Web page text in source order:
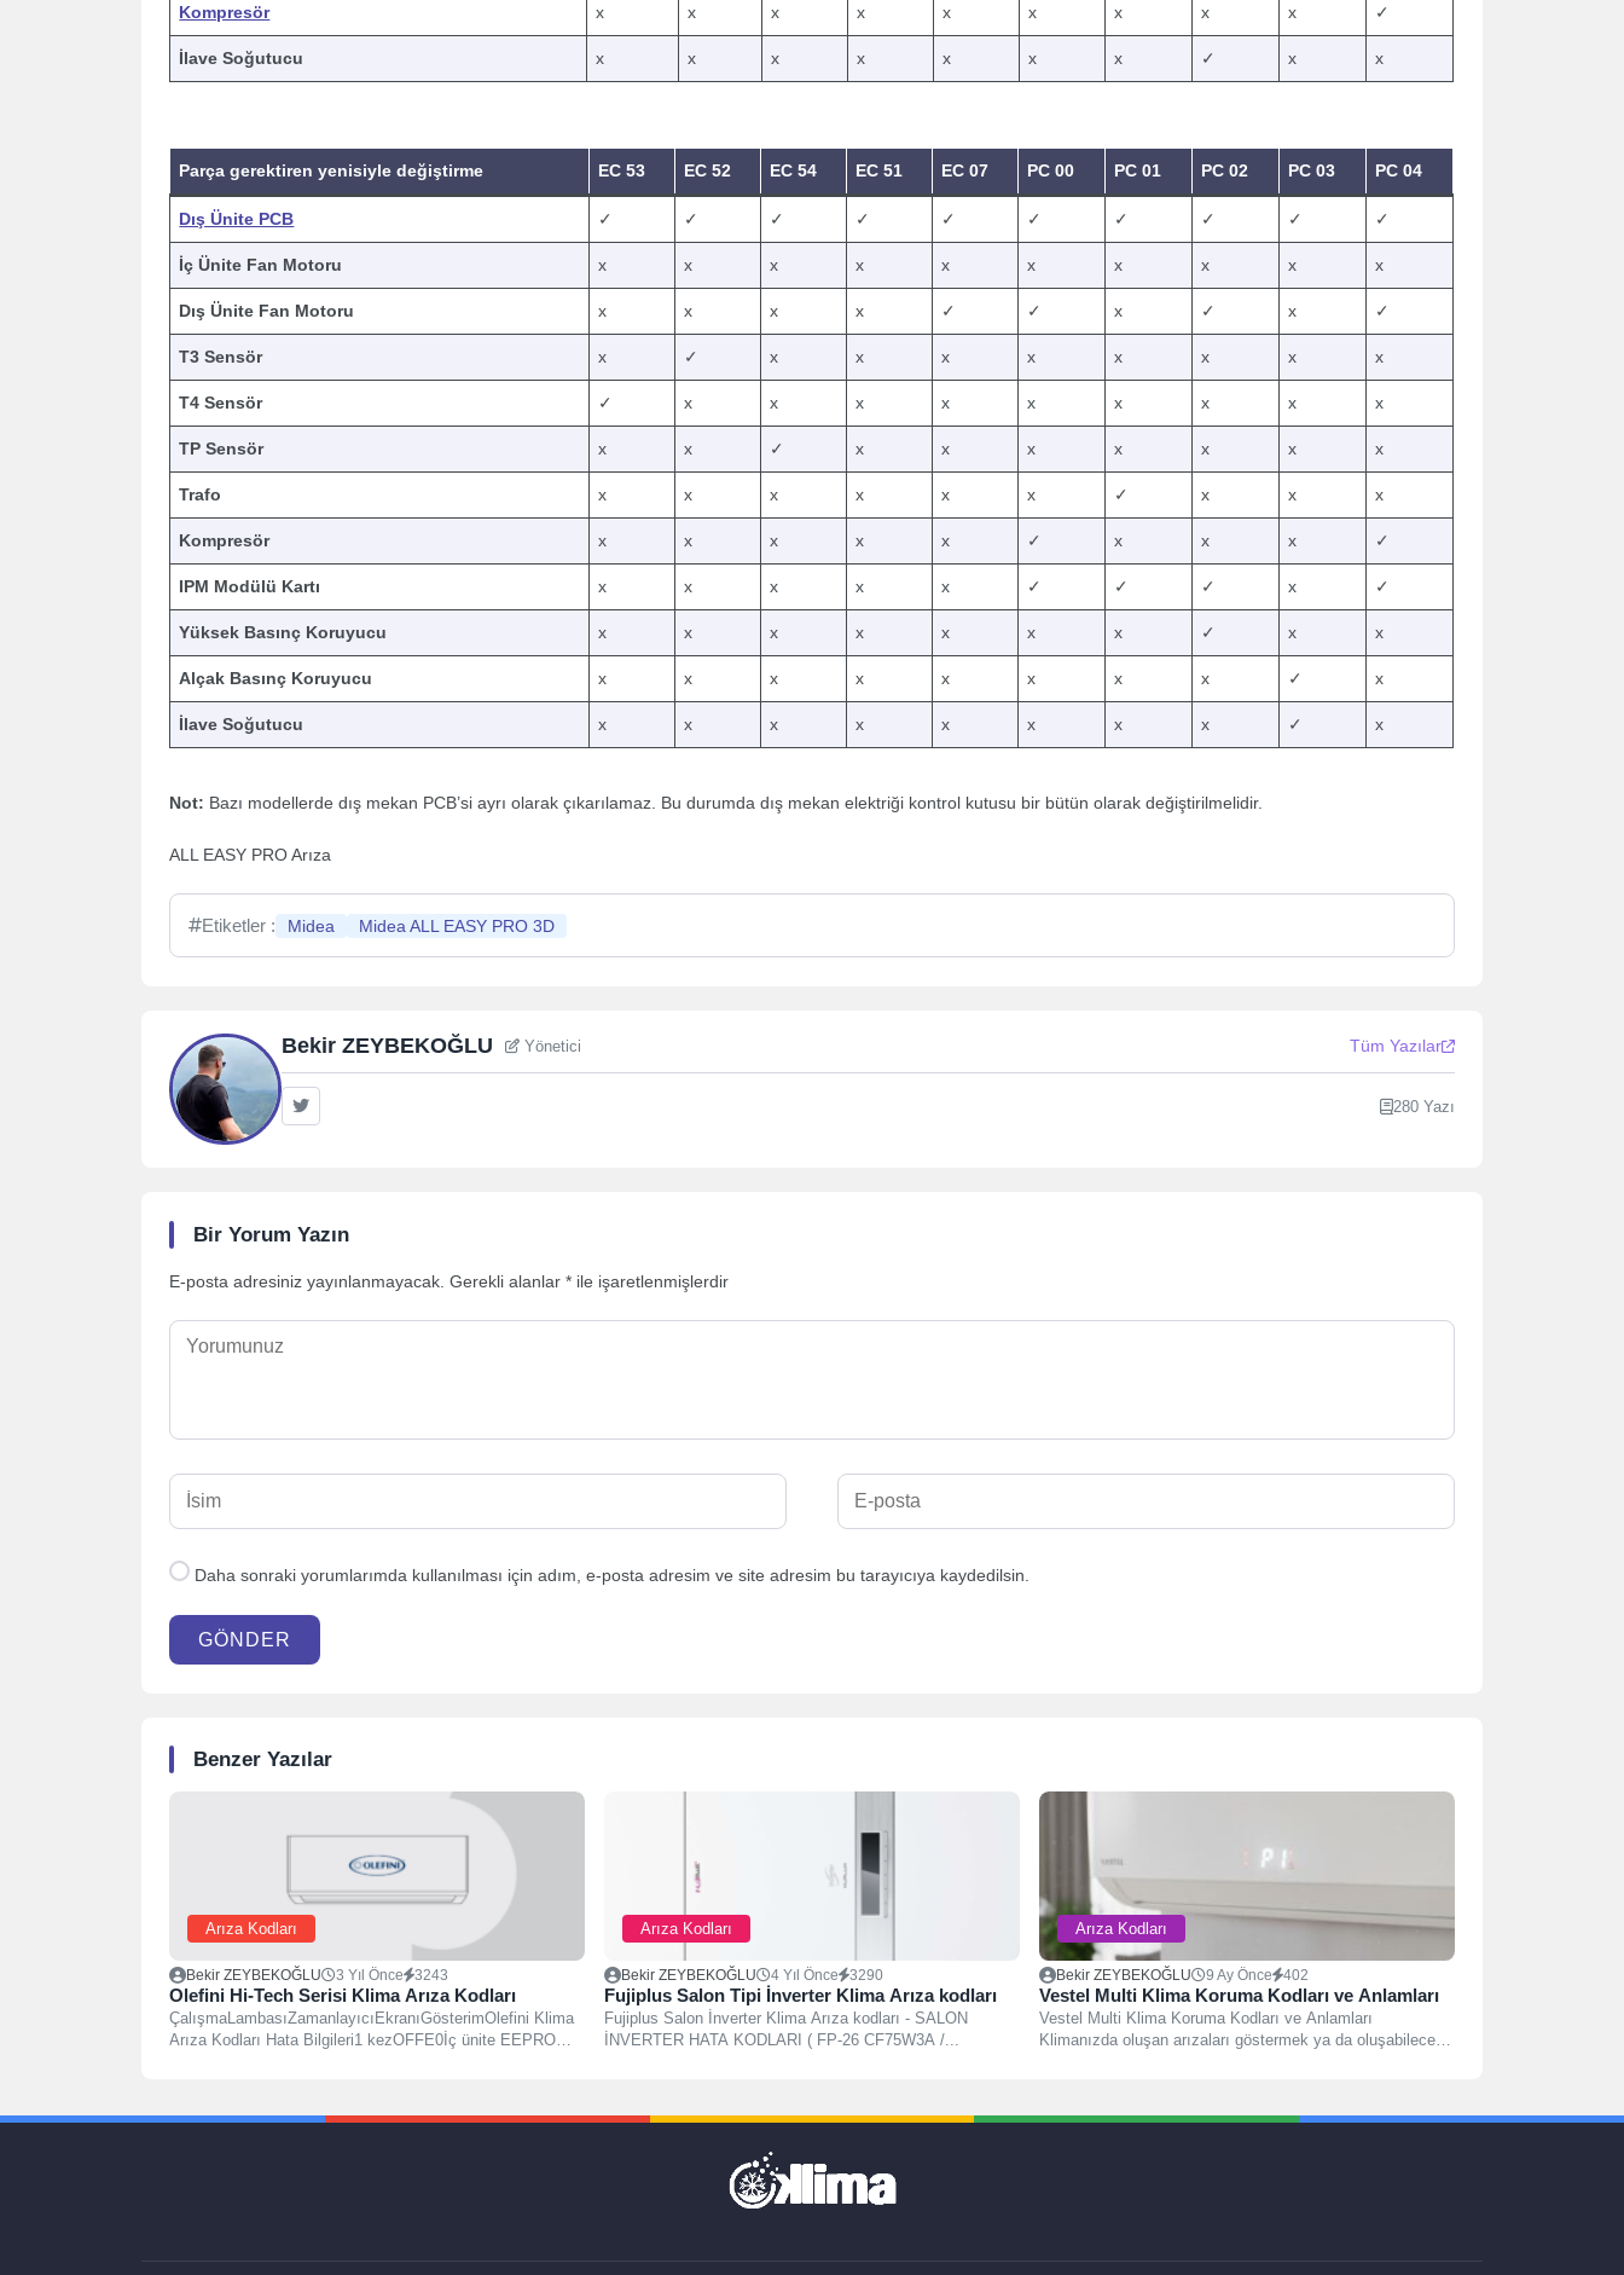
Kompresör x x x x x x x x x ✓
İlave Soğutucu x x x x x x x ✓ x x
Parça gerektiren yenisiyle değiştirme EC 53 EC 52 EC 54 EC 51 EC 07 PC 00 PC 01 PC 02 PC 03 PC 04
Dış Ünite PCB ✓ ✓ ✓ ✓ ✓ ✓ ✓ ✓ ✓ ✓
İç Ünite Fan Motoru x x x x x x x x x x
Dış Ünite Fan Motoru x x x x ✓ ✓ x ✓ x ✓
T3 Sensör x ✓ x x x x x x x x
T4 Sensör ✓ x x x x x x x x x
TP Sensör x x ✓ x x x x x x x
Trafo x x x x x x ✓ x x x
Kompresör x x x x x ✓ x x x ✓
IPM Modülü Kartı x x x x x ✓ ✓ ✓ x ✓
Yüksek Basınç Koruyucu x x x x x x x ✓ x x
Alçak Basınç Koruyucu x x x x x x x x ✓ x
İlave Soğutucu x x x x x x x x ✓ x
Not: Bazı modellerde dış mekan PCB’si ayrı olarak çıkarılamaz. Bu durumda dış mekan elektriği kontrol kutusu bir bütün olarak değiştirilmelidir.
ALL EASY PRO Arıza
Etiketler : Midea Midea ALL EASY PRO 3D
Bekir ZEYBEKOĞLU Yönetici Tüm Yazılar
280 Yazı
Bir Yorum Yazın
E-posta adresiniz yayınlanmayacak. Gerekli alanlar* ile işaretlenmişlerdir
Daha sonraki yorumlarımda kullanılması için adım, e-posta adresim ve site adresim bu tarayıcıya kaydedilsin.
GÖNDER
Benzer Yazılar
Arıza Kodları
Bekir ZEYBEKOĞLU 3 Yıl Önce 3243
Olefini Hi-Tech Serisi Klima Arıza Kodları
ÇalışmaLambasıZamanlayıcıEkranıGösterimOlefini Klima
Arıza Kodları Hata Bilgileri1 kezOFFE0İç ünite EEPROM
Arıza Kodları
Bekir ZEYBEKOĞLU 4 Yıl Önce 3290
Fujiplus Salon Tipi İnverter Klima Arıza kodları
Fujiplus Salon İnverter Klima Arıza kodları - SALON
İNVERTER HATA KODLARI ( FP-26 CF75W3A /...
Arıza Kodları
Bekir ZEYBEKOĞLU 9 Ay Önce 402
Vestel Multi Klima Koruma Kodları ve Anlamları
Vestel Multi Klima Koruma Kodları ve Anlamları
Klimanızda oluşan arızaları göstermek ya da oluşabilecek